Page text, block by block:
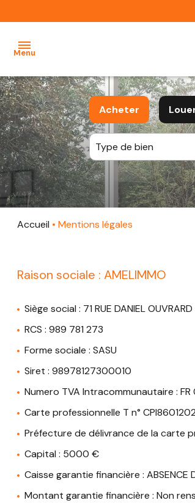
Menu
NOS
BIENS
À
LOUER
NOS
BIENS À
BIEN
CHASSEURS
NOTRE
AGENCE
Acheter
De l'ancien
Type de bien
Accueil Mentions légales
Raison sociale : AMELIMMO
Siège social : 71 RUE DANIEL
RCS : 989 781 273
Forme sociale : SASU
Siret : 98978127300010
Numero TVA Intracommunautaire :
Carte professionnelle T n°
Préfecture de délivrance de la carte
Capital : 5000 €
Caisse garantie financière : ABSENCE
Montant garantie financière : Non